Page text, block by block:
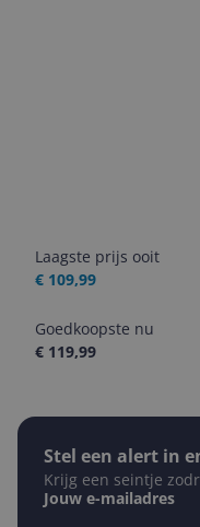
Laagste prijs ooit
€ 109,99
Goedkoopste nu
€ 119,99
Stel een alert in
Krijg een seintje
Jouw e-mailadres